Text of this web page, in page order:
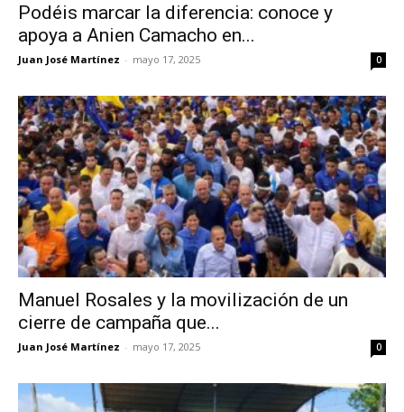
Podéis marcar la diferencia: conoce y
apoya a Anien Camacho en...
Juan José Martínez - mayo 17, 2025 0
Manuel Rosales y la movilización de un
cierre de campaña que...
Juan José Martínez - mayo 17, 2025 0